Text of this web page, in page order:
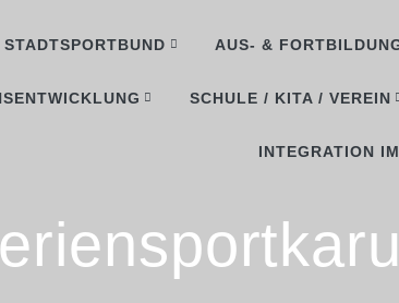
STADTSPORTBUND AUS- &
SCHULE / KITA / VEREIN
INTEGRATION